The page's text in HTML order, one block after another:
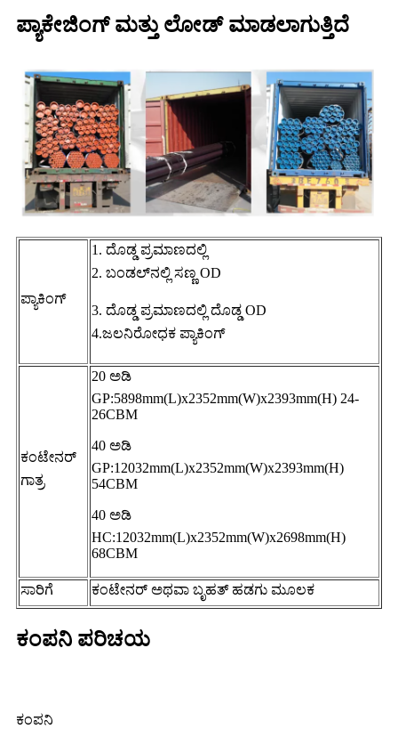
ಪ್ಯಾಕೇಜಿಂಗ್ ಮತ್ತು ಲೋಡ್ ಮಾಡಲಾಗುತ್ತಿದೆ
ಪ್ಯಾಕಿಂಗ್
1. ದೊಡ್ಡ ಪ್ರಮಾಣದಲ್ಲಿ
2. ಬಂಡಲ್‌ನಲ್ಲಿ ಸಣ್ಣ OD
3. ದೊಡ್ಡ ಪ್ರಮಾಣದಲ್ಲಿ ದೊಡ್ಡ OD
4.ಜಲನಿರೋಧಕ ಪ್ಯಾಕಿಂಗ್
ಕಂಟೇನರ್
ಗಾತ್ರ
20 ಅಡಿ
GP:5898mm(L)x2352mm(W)x2393mm(H) 24-
26CBM
40 ಅಡಿ
GP:12032mm(L)x2352mm(W)x2393mm(H)
54CBM
40 ಅಡಿ
HC:12032mm(L)x2352mm(W)x2698mm(H)
68CBM
ಸಾರಿಗೆ ಕಂಟೇನರ್ ಅಥವಾ ಬೃಹತ್ ಹಡಗು ಮೂಲಕ
ಕಂಪನಿ ಪರಿಚಯ
ಕಂಪನಿ